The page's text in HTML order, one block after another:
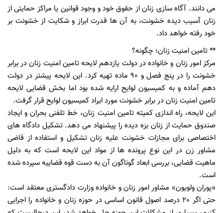
می دانند. آگاه سازی زنان از حقوق خود و وجود قوانین یا مراکز حمایتی از
زنان آسیب دیده خشونت، به آن ها قدرت ابراز و شکایت از خشونت بر
خود رفته خواهد داد.
** تامین امنیت زنان؛ چگونه؟
مرکز امور زنان و خانواده در دولت یازدهم لایحه تامین امنیت زنان در برابر
خشونت را در پنج فصل و 90 ماده تهیه کرد. این لایحه پیشتر در دولت
دهم آماده و به کمیسیون لوایح ارایه شده بود اما بخش قضایی لایحه
تامین امنیت زنان در برابر خشونت مورد ایراد کمیسیون لوایح قرار گرفت.
این لایحه، راه اندازی کمیته تامین امنیت زنان، خط تلفنی بحران و ایجاد
صندوق حمایت از زنان بزه دیده را پیشنهاد می دهد. تشکیل دادگاه‌ های
اختصاصی برای مجازات خشونت علیه زنان تشکیل و استفاده از قاضی
مشاور زن در این نوع پرونده ها از مواد این لایحه است که به دلیل
ماهیت قضایی، بررسی ابعاد گوناگون آن به دست قوه قضاییه سپرده شده
است.
«پوران ولویون» مشاور امور زنان و خانواده وزارت دادگستری معتقد است:
حتی اگر 20 درصد اصول قانون اساسی در حوزه زنان و خانواده را اجرایی